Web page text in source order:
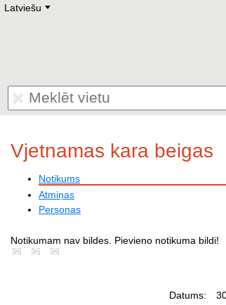
Latviešu E
Deutsch
Polski
Hebrew
Vjetnamas kara beigas
Notikums
Atmiņas
Personas
Notikumam nav bildes. Pievieno notikuma bildi!
Datums: